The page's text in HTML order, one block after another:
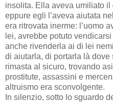
insolita. Ella aveva umiliato il
eppure egli l’aveva aiutata
era ritrovata inerme: l’uomo
lei, avrebbe potuto
anche rivenderla ai di lei
di aiutarla, di portarla là
rimasta al sicuro, trovando
prostitute, assassini e
altruismo era sconvolgente.
In silenzio, sotto lo sguardo